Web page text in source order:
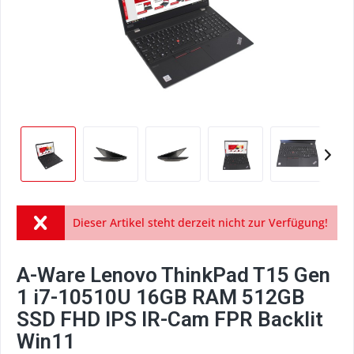
Dieser Artikel steht derzeit nicht zur Verfügung!
A-Ware Lenovo ThinkPad T15 Gen
1 i7-10510U 16GB RAM 512GB
SSD FHD IPS IR-Cam FPR Backlit
Win11